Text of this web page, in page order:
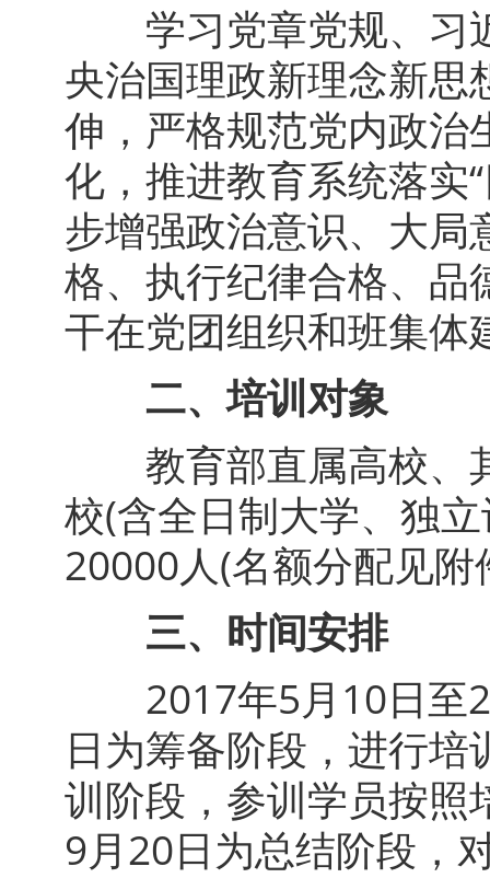
学习党章党规、习
央治国理政新理念新
伸，严格规范党内政治
化，推进教育系统落实
步增强政治意识、大
格、执行纪律合格、品
干在党团组织和班集体
二、培训对象
教育部直属高校、
校(含全日制大学、独
20000人(名额分配见附
三、时间安排
2017年5月10日至
日为筹备阶段，进行
训阶段，参训学员按照
9月20日为总结阶段，